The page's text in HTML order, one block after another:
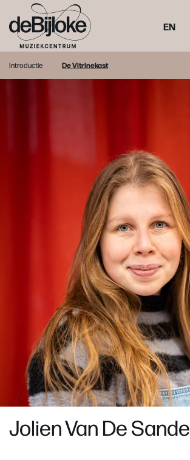
EN
Introductie De Vitrinekast
Jolien Van De Sande